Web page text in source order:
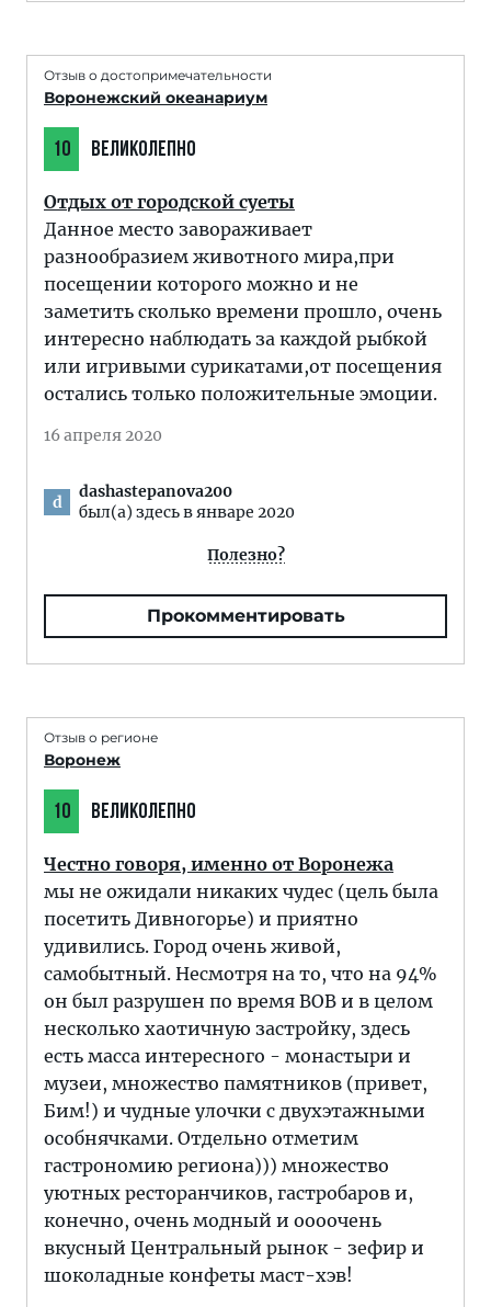
Отзыв о достопримечательности
Воронежский океанариум
10 ВЕЛИКОЛЕПНО
Отдых от городской суеты
Данное место завораживает
разнообразием животного мира,при
посещении которого можно и не
заметить сколько времени прошло, очень
интересно наблюдать за каждой рыбкой
или игривыми сурикатами,от посещения
остались только положительные эмоции.
16 апреля 2020
d
dashastepanova200
был(а) здесь в январе 2020
Полезно?
Прокомментировать
Отзыв о регионе
Воронеж
10 ВЕЛИКОЛЕПНО
Честно говоря, именно от Воронежа
мы не ожидали никаких чудес (цель была
посетить Дивногорье) и приятно
удивились. Город очень живой,
самобытный. Несмотря на то, что на 94%
он был разрушен по время ВОВ и в целом
несколько хаотичную застройку, здесь
есть масса интересного - монастыри и
музеи, множество памятников (привет,
Бим!) и чудные улочки с двухэтажными
особнячками. Отдельно отметим
гастрономию региона))) множество
уютных ресторанчиков, гастробаров и,
конечно, очень модный и оооочень
вкусный Центральный рынок - зефир и
шоколадные конфеты маст-хэв!